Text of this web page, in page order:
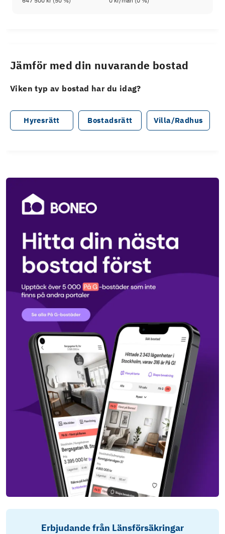
Jämför med din nuvarande bostad
Viken typ av bostad har du idag?
Hyresrätt Bostadsrätt Villa/Radhus
Erbjudande från Länsförsäkringar